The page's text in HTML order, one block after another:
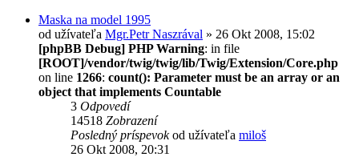
Maska na model 1995
od užívateľa Mgr.Petr Naszrával » 26 Okt 2008, 15:02
[phpBB Debug] PHP Warning: in file
[ROOT]/vendor/twig/twig/lib/Twig/Extension/Core.php
on line 1266: count(): Parameter must be an array or an
object that implements Countable
3 Odpovedí
14518 Zobrazení
Posledný príspevokod užívateľa miloš
26 Okt 2008, 20:31